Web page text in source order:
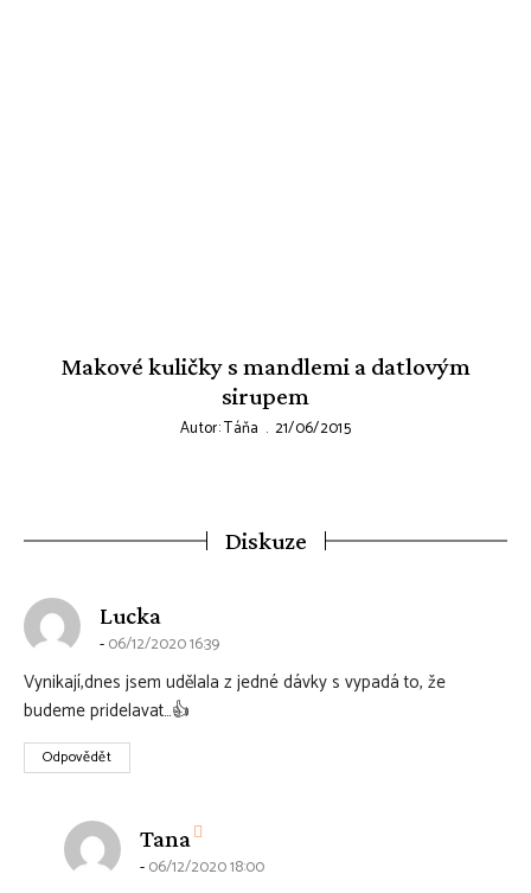
Makové kuličky s mandlemi a datlovým
sirupem
Autor:Táňa 21/06/2015
Diskuze
Lucka
06/12/2020 16:39
Vynikají,dnes jsem udělala z jedné dávky s vypadá to, že
budeme pridelavat…👍
Odpovědět
Tana
06/12/2020 18:00